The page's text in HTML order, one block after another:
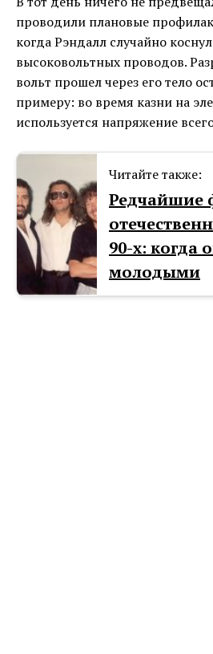
проводили плановые
когда Рэндалл случайно
высоковольтных проводов.
вольт прошел через его тело
примеру: во время казни на
используется напряжение
Читайте также:
Редчайшие
90-х: когда
молодыми